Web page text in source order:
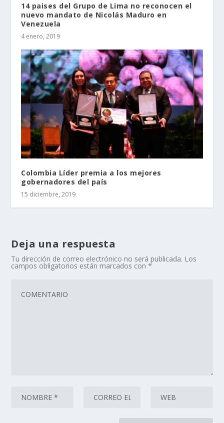
14 paises del Grupo de Lima no reconocen el
nuevo mandato de Nicolás Maduro en
Venezuela
4 enero, 2019
Colombia Líder premia a los mejores
gobernadores del país
15 diciembre, 2019
Deja una respuesta
Tu dirección de correo electrónico no será publicada. Los
campos obligatorios están marcados con*